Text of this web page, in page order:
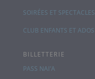
SOIRÉES ET SPECTACLES
CLUB ENFANTS ET ADOS
BILLETTERIE
PASS NAI’A